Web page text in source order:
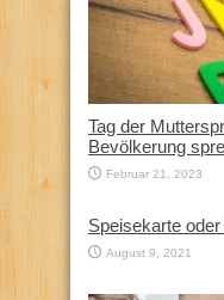
Tag der
Bevölkerung
Februar 21, 2023
Speisekarte
August 9, 2021